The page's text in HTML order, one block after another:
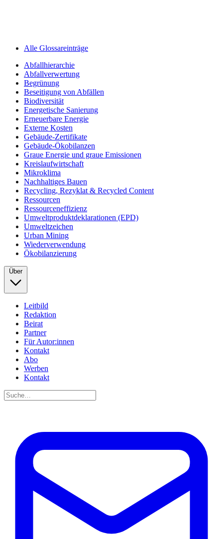
Alle Glossareinträge
Abfallhierarchie
Abfallverwertung
Begrünung
Beseitigung von Abfällen
Biodiversität
Energetische Sanierung
Erneuerbare Energie
Externe Kosten
Gebäude-Zertifikate
Gebäude-Ökobilanzen
Graue Energie und graue Emissionen
Kreislaufwirtschaft
Mikroklima
Nachhaltiges Bauen
Recycling, Rezyklat & Recycled Content
Ressourcen
Ressourceneffizienz
Umweltprodukt­deklarationen (EPD)
Umweltzeichen
Urban Mining
Wiederverwendung
Ökobilanzierung
Über
Leitbild
Redaktion
Beirat
Partner
Für Autor:innen
Kontakt
Abo
Werben
Kontakt